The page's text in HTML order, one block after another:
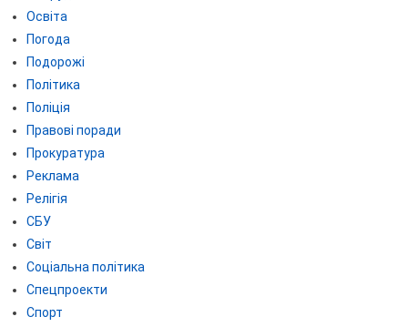
Освіта
Погода
Подорожі
Політика
Поліція
Правові поради
Прокуратура
Реклама
Релігія
СБУ
Світ
Соціальна політика
Спецпроекти
Спорт